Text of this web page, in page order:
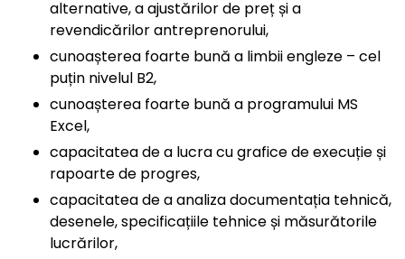
alternative, a ajustărilor de preț și a
revendicărilor antreprenorului,
cunoașterea foarte bună a limbii engleze – cel
puțin nivelul B2,
cunoașterea foarte bună a programului MS
Excel,
capacitatea de a lucra cu grafice de execuție și
rapoarte de progres,
capacitatea de a analiza documentația tehnică,
desenele, specificațiile tehnice și măsurătorile
lucrărilor,